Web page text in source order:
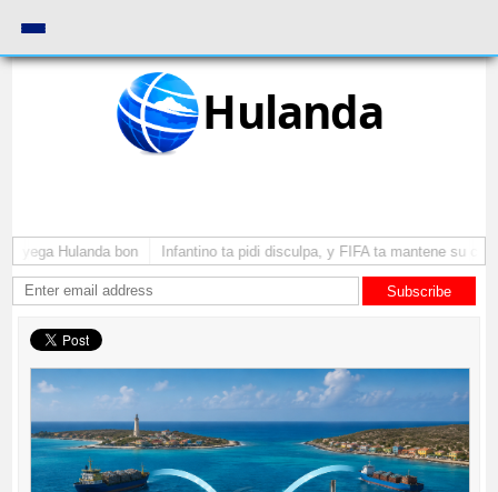
Hulanda
yega Hulanda bon Infantino ta pidi disculpa, y FIFA ta mantene su
Subscribe